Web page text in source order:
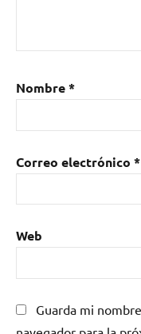
Nombre*
Correo electrónico *
Web
Guarda mi